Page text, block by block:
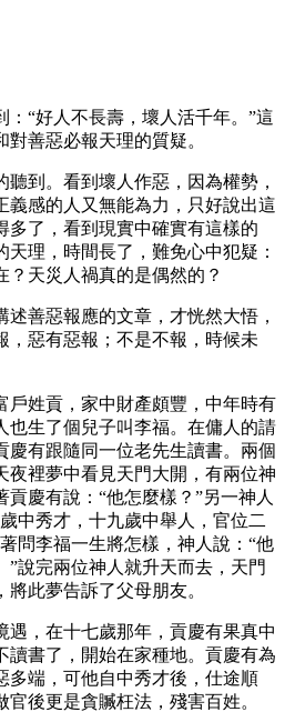
“好人不長壽，壞人活千年。”這
善惡必報天理的質疑。
到。看到壞人作惡，因為權勢，
義感的人又無能為力，只好說出這
多了，看到現實中確實有這樣的
理，時間長了，難免心中犯疑：
天災人禍真的是偶然的？
善惡報應的文章，才恍然大悟，
，惡有惡報；不是不報，時候未
戶姓貢，家中財產頗豐，中年時有
也生了個兒子叫李福。在傭人的請
慶有跟隨同一位老先生讀書。兩個
夜裡夢中看見天門大開，有兩位神
貢慶有說：“他怎麼樣？”另一神人
中秀才，十九歲中舉人，官位二
問李福一生將怎樣，神人說：“他
”說完兩位神人就升天而去，天門
此夢告訴了父母朋友。
遇，在十七歲那年，貢慶有果真中
讀書了，開始在家種地。貢慶有為
多端，可他自中秀才後，仕途順
後更是貪贓枉法，殘害百姓。